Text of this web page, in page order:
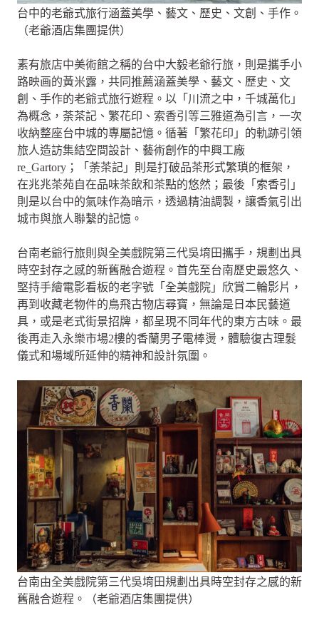
台中的老爺式旅行涵蓋美學、藝文、歷史、文創、手作。
（老爺酒店集團提供）
素有旅店中美術館之稱的台中大毅老爺行旅，則是攜手小
路映画的黃米露，共同推薦涵蓋美學、藝文、歷史、文
創、手作的老爺式旅行遊程。以「川流之中，千城萬化」
為概念，荼茶記、繁花印、索香引等三雅道為引言，一次
收納整座台中城的專屬記憶。循著「繁花印」的軌跡引領
旅人造訪集結空間設計、藝術創作的中興工廠
re_Gartory；「荼茶記」則是打破品茶形式繁瑣的框架，
在兆兆茶苑自在品味茶飲和茶點的悠然；最後「索香引」
則是以台中的氣味作為暗示，透過精油調製，讓香氣引出
城市與旅人聯繫的記憶。
台南老爺行旅則與全美戲院第三代吳堉田攜手，規劃出具
時空封存之感的新舊融合遊程。首先至台南歷史最悠久、
堅持手繪電影看板的老字號「全美戲院」欣賞二輪影片，
再到收藏老物件的鳥飛古物店尋寶，無論是日本民藝道
具，或是老式街景招牌，都呈現不同年代的東方古味。最
後再走入永樂市場2樓的香蘭男子電棒燙，體驗復古理髮
儀式和場域所延伸的精神和設計氛圍。
台南由全美戲院第三代吳堉田規劃出具時空封存之感的新
舊融合遊程。（老爺酒店集團提供）